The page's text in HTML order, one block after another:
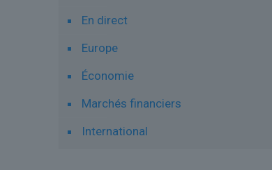
En direct
Europe
Économie
Marchés financiers
International